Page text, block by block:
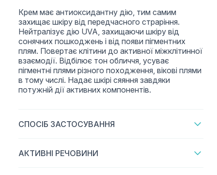
Крем має антиоксидантну дію, тим самим
захищає шкіру від передчасного страріння.
Нейтралізує дію UVA, захищаючи шкіру від
сонячних пошкоджень і від появи пігментних
плям. Повертає клітини до активної міжклітинної
взаємодії. Відбілює тон обличчя, усуває
пігментні плями різного походження, вікові плями
в тому числі. Надає шкірі сяяння завдяки
потужній дії активних компонентів.
СПОСІБ ЗАСТОСУВАННЯ
АКТИВНІ РЕЧОВИНИ